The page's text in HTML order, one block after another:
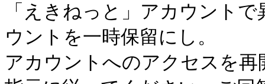
「えきねっと」アカウント
ウントを一時保留にし。
アカウントへのアクセスを